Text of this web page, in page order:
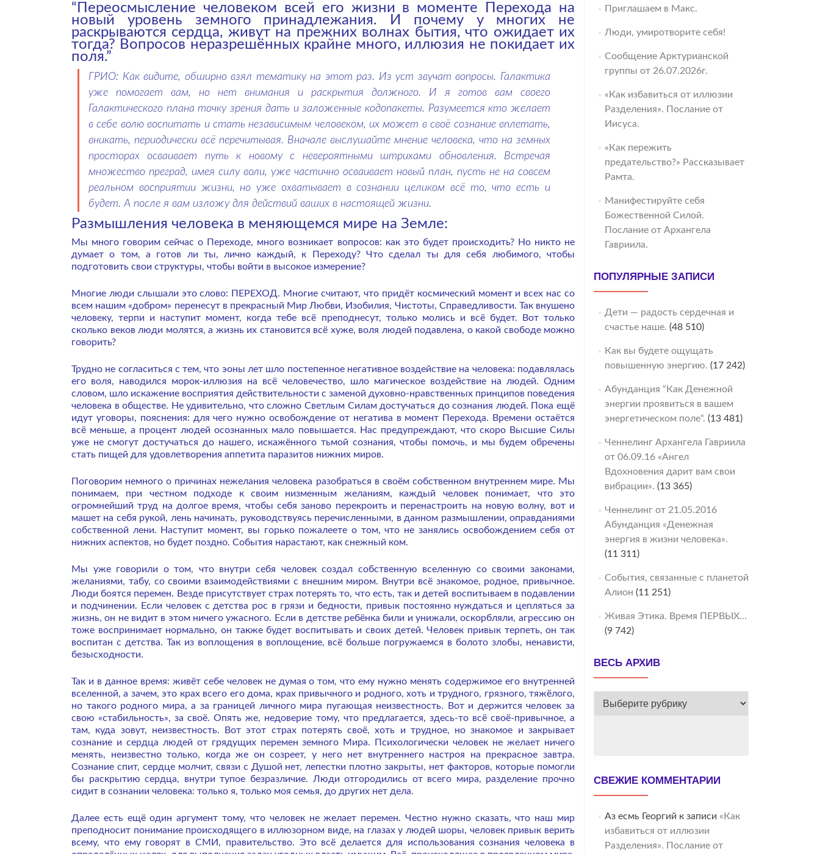
“Переосмысление человеком всей его жизни в моменте Перехода на
новый уровень земного принадлежания. И почему у многих не
раскрываются сердца, живут на прежних волнах бытия, что ожидает их
тогда? Вопросов неразрешённых крайне много, иллюзия не покидает их
поля.”
ГРИО: Как видите, обширно взял тематику на этот раз. Из уст звучат вопросы. Галактика
уже помогает вам, но нет внимания и раскрытия должного. И я готов вам своего
Галактического плана точку зрения дать и заложенные кодопакеты. Разумеется кто желает
в себе волю воспитать и стать независимым человеком, их может в своё сознание вплетать,
вникать, периодически всё перечитывая. Вначале выслушайте мнение человека, что на земных
просторах осваивает путь к новому с невероятными штрихами обновления. Встречая
множество преград, имея силу воли, уже частично осваивает новый план, пусть не на совсем
реальном восприятии жизни, но уже охватывает в сознании целиком всё то, что есть и
будет. А после я вам изложу для действий ваших в настоящей жизни.
Размышления человека в меняющемся мире на Земле:
Мы много говорим сейчас о Переходе, много возникает вопросов: как это будет происходить? Но никто не
думает о том, а готов ли ты, лично каждый, к Переходу? Что сделал ты для себя любимого, чтобы
подготовить свои структуры, чтобы войти в высокое измерение?
Многие люди слышали это слово: ПЕРЕХОД. Многие считают, что придёт космический момент и всех нас со
всем нашим «добром» перенесут в прекрасный Мир Любви, Изобилия, Чистоты, Справедливости. Так внушено
человеку, терпи и наступит момент, когда тебе всё преподнесут, только молись и всё будет. Вот только
сколько веков люди молятся, а жизнь их становится всё хуже, воля людей подавлена, о какой свободе можно
говорить?
Трудно не согласиться с тем, что эоны лет шло постепенное негативное воздействие на человека: подавлялась
его воля, наводился морок-иллюзия на всё человечество, шло магическое воздействие на людей. Одним
словом, шло искажение восприятия действительности с заменой духовно-нравственных принципов поведения
человека в обществе. Не удивительно, что сложно Светлым Силам достучаться до сознания людей. Пока ещё
идут уговоры, пояснения: для чего нужно освобождение от негатива в момент Перехода. Времени остаётся
всё меньше, а процент людей осознанных мало повышается. Нас предупреждают, что скоро Высшие Силы
уже не смогут достучаться до нашего, искажённого тьмой сознания, чтобы помочь, и мы будем обречены
стать пищей для удовлетворения аппетита паразитов нижних миров.
Поговорим немного о причинах нежелания человека разобраться в своём собственном внутреннем мире. Мы
понимаем, при честном подходе к своим низменным желаниям, каждый человек понимает, что это
огромнейший труд на долгое время, чтобы себя заново перекроить и перенастроить на новую волну, вот и
машет на себя рукой, лень начинать, руководствуясь перечисленными, в данном размышлении, оправданиями
собственной лени. Наступит момент, вы горько пожалеете о том, что не занялись освобождением себя от
нижних аспектов, но будет поздно. События нарастают, как снежный ком.
Мы уже говорили о том, что внутри себя человек создал собственную вселенную со своими законами,
желаниями, табу, со своими взаимодействиями с внешним миром. Внутри всё знакомое, родное, привычное.
Люди боятся перемен. Везде присутствует страх потерять то, что есть, так и детей воспитываем в подавлении
и подчинении. Если человек с детства рос в грязи и бедности, привык постоянно нуждаться и цепляться за
жизнь, он не видит в этом ничего ужасного. Если в детстве ребёнка били и унижали, оскорбляли, агрессию он
тоже воспринимает нормально, он также будет воспитывать и своих детей. Человек привык терпеть, он так
воспитан с детства. Так из воплощения в воплощение, всё больше погружаемся в болото злобы, ненависти,
безысходности.
Так и в данное время: живёт себе человек не думая о том, что ему нужно менять содержимое его внутренней
вселенной, а зачем, это крах всего его дома, крах привычного и родного, хоть и трудного, грязного, тяжёлого,
но такого родного мира, а за границей личного мира пугающая неизвестность. Вот и держится человек за
свою «стабильность», за своё. Опять же, недоверие тому, что предлагается, здесь-то всё своё-привычное, а
там, куда зовут, неизвестность. Вот этот страх потерять своё, хоть и трудное, но знакомое и закрывает
сознание и сердца людей от грядущих перемен земного Мира. Психологически человек не желает ничего
менять, неизвестно только, когда же он созреет, у него нет внутреннего настроя на прекрасное завтра.
Сознание спит, сердце молчит, связи с Душой нет, лепестки плотно закрыты, нет факторов, которые помогли
бы раскрытию сердца, внутри тупое безразличие. Люди отгородились от всего мира, разделение прочно
сидит в сознании человека: только я, только моя семья, до других нет дела.
Далее есть ещё один аргумент тому, что человек не желает перемен. Честно нужно сказать, что наш мир
преподносит понимание происходящего в иллюзорном виде, на глазах у людей шоры, человек привык верить
всему, что ему говорят в СМИ, правительство. Это всё делается для использования сознания человека в
Приглашаем в Макс.
Люди, умиротворите себя!
Сообщение Арктурианской
группы от 26.07.2026г.
«Как избавиться от иллюзии
Разделения». Послание от
Иисуса.
«Как пережить
предательство?» Рассказывает
Рамта.
Манифестируйте себя
Божественной Силой.
Послание от Архангела
Гавриила.
ПОПУЛЯРНЫЕ ЗАПИСИ
Дети — радость сердечная и
счастье наше. (48 510)
Как вы будете ощущать
повышенную энергию. (17 242)
Абунданция “Как Денежной
энергии проявиться в вашем
энергетическом поле“. (13 481)
Ченнелинг Архангела Гавриила
от 06.09.16 «Ангел
Вдохновения дарит вам свои
вибрации». (13 365)
Ченнелинг от 21.05.2016
Абунданция «Денежная
энергия в жизни человека».
(11 311)
События, связанные с планетой
Алион (11 251)
Живая Этика. Время ПЕРВЫХ…
(9 742)
ВЕСЬ АРХИВ
ВЕСЬ
СВЕЖИЕ КОММЕНТАРИИ
Аз есмь Георгий к записи «Как
избавиться от иллюзии
Разделения». Послание от